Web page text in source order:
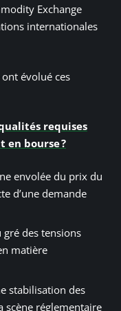
Exchange
internationales
évolué ces
requises
en bourse ?
envolée du prix du
d’une demande
des tensions
matière
stabilisation des
scène réglementaire